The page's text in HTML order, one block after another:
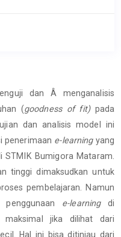
dan Â menganalisis
(goodness of fit) pada
dan analisis model ini
penerimaan e-learningyang
Bumigora Mataram.
tinggi dimaksudkan untuk
pembelajaran. Namun
penggunaan e-learningdi
maksimal jika dilihat dari
Hal ini bisa ditinjau dari